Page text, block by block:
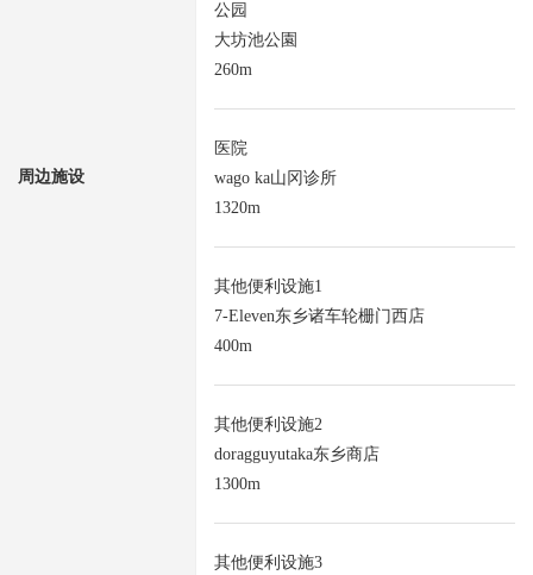
周边施设
公园
大坊池公園
260m
医院
wago ka山冈诊所
1320m
其他便利设施1
7-Eleven东乡诸车轮栅门西店
400m
其他便利设施2
doragguyutaka东乡商店
1300m
其他便利设施3